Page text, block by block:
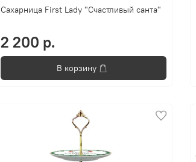
Сахарница First Lady "Счастливый санта"
2 200 р.
В корзину